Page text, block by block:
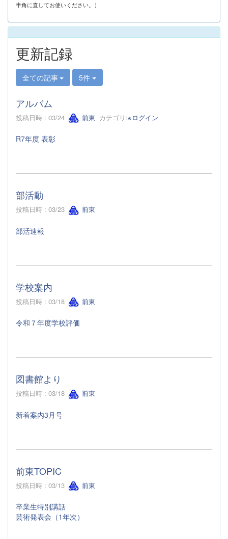
半角に直してお使いください。）
更新記録
全ての記事 5件
アルバム
投稿日時 : 03/24 前東 カテゴリ:※ログイン
R7年度 表彰
部活動
投稿日時 : 03/23 前東
部活速報
学校案内
投稿日時 : 03/18 前東
令和７年度学校評価
図書館より
投稿日時 : 03/18 前東
新着案内3月号
前東TOPIC
投稿日時 : 03/13 前東
卒業生特別講話
芸術発表会（1年次）